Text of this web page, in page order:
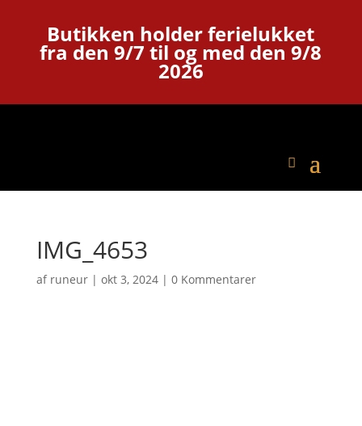
Butikken holder ferielukket
fra den 9/7 til og med den 9/8
2026
IMG_4653
af runeur| okt 3, 2024| 0 Kommentarer